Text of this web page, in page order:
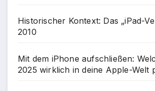
Historischer Kontext: Das „iPad-
2010
Mit dem iPhone aufschließen:
2025 wirklich in deine Apple-Welt